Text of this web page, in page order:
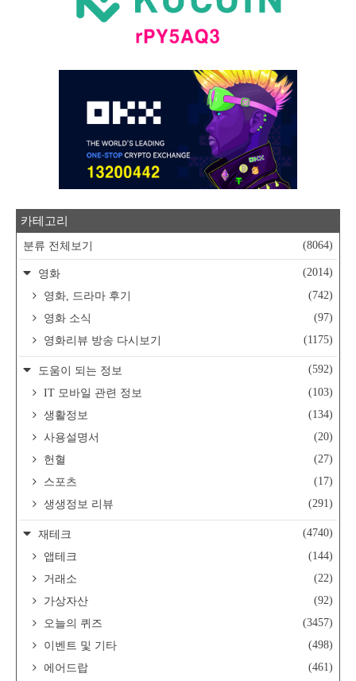
카테고리
분류 전체보기 (8064)
영화
(2014)
영화, 드라마 후기
(742)
영화 소식
(97)
영화리뷰 방송 다시보기
(1175)
도움이 되는 정보
(592)
IT 모바일 관련 정보
(103)
생활정보
(134)
사용설명서
(20)
헌혈
(27)
스포츠
(17)
생생정보 리뷰
(291)
재테크
(4740)
앱테크
(144)
거래소
(22)
가상자산
(92)
오늘의 퀴즈
(3457)
이벤트 및 기타
(498)
에어드랍
(461)